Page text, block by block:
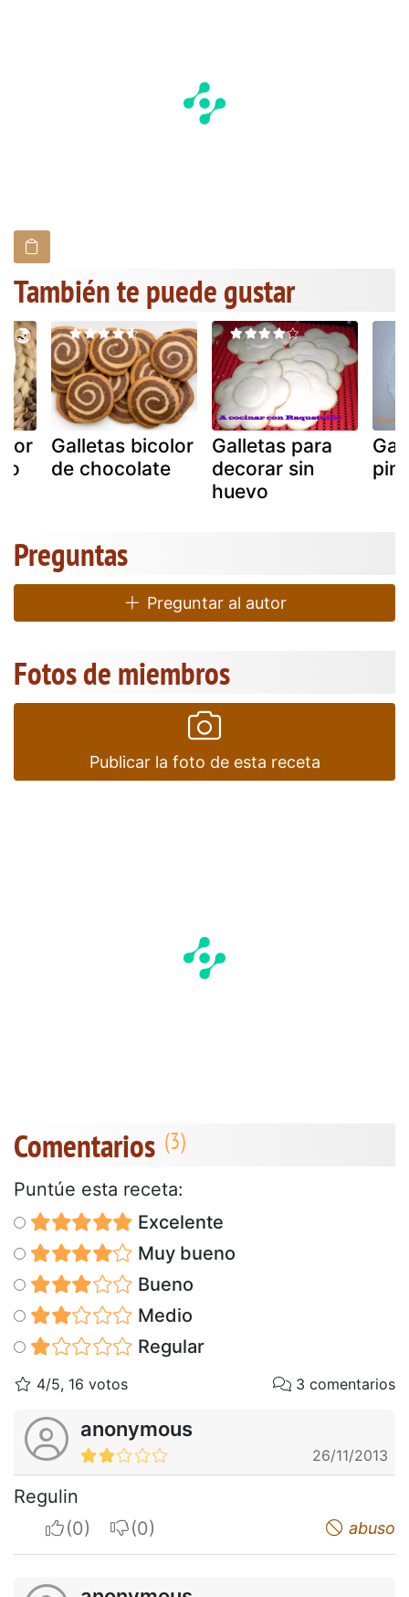
También te puede gustar
Galletas bicolor
de chocolate
Galletas para
decorar sin
huevo
Preguntas
Preguntar al autor
Fotos de miembros
Publicar la foto de esta receta
Comentarios
Puntúe esta receta:
Excelente
Muy bueno
Bueno
Medio
Regular
4/5, 16 votos 3 comentarios
anonymous
26/11/2013
Regulin
I apreciateI do not appreciate abuso